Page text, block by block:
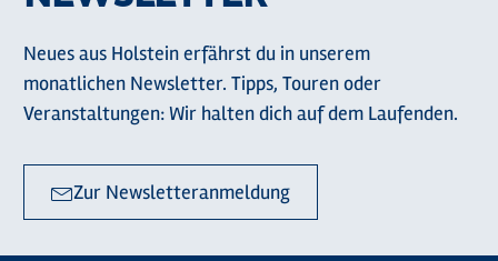
Neues aus Holstein erfährst du in unserem
monatlichen Newsletter. Tipps, Touren oder
Veranstaltungen: Wir halten dich auf dem Laufenden.
Zur Newsletteranmeldung